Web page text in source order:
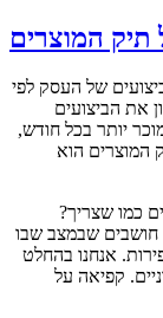
תיק המוצרים
של העסק לפי
את הביצועים
יותר בכל חודש,
המוצרים הוא
כמו שצריך?
חושבים שבמצב שבו
אנחנו בהחלט
קפיאה על